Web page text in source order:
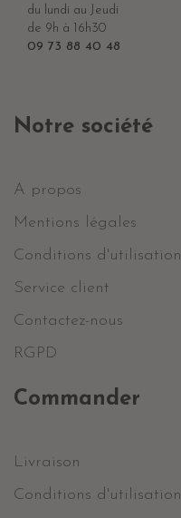
du lundi au Jeudi
de 9h à 16h30
09 73 88 40 48
Notre société
A propos
Mentions légales
Conditions d'utilisation
Service client
Contactez-nous
RGPD
Commander
Livraison
Conditions d'utilisation